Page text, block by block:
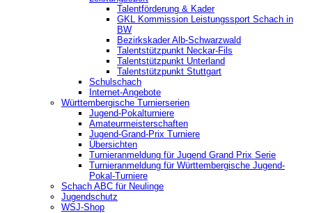
Talentförderung & Kader
GKL Kommission Leistungssport Schach in
BW
Bezirkskader Alb-Schwarzwald
Talentstützpunkt Neckar-Fils
Talentstützpunkt Unterland
Talentstützpunkt Stuttgart
Schulschach
Internet-Angebote
Württembergische Turnierserien
Jugend-Pokalturniere
Amateurmeisterschaften
Jugend-Grand-Prix Turniere
Übersichten
Turnieranmeldung für Jugend Grand Prix Serie
Turnieranmeldung für Württembergische Jugend-
Pokal-Turniere
Schach ABC für Neulinge
Jugendschutz
WSJ-Shop